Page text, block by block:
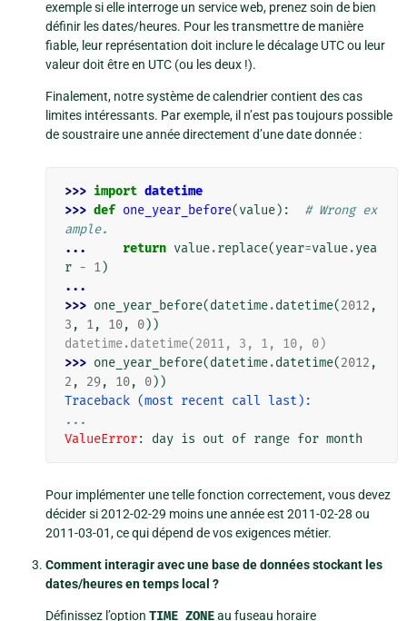
exemple si elle interroge un service web, prenez soin de bien
définir les dates/heures. Pour les transmettre de manière
fiable, leur représentation doit inclure le décalage UTC ou leur
valeur doit être en UTC (ou les deux !).
Finalement, notre système de calendrier contient des cas
limites intéressants. Par exemple, il n’est pas toujours possible
de soustraire une année directement d’une date donnée :
>>> import datetime
>>> def one_year_before(value):
# Wrong ex
ample.
...
return value.replace(year=value.yea
r - 1)
...
>>> one_year_before(datetime.datetime(2012 ,
3 , 1, 10, 0))
datetime.datetime(2011, 3, 1, 10, 0)
>>> one_year_before(datetime.datetime(2012 ,
2 , 29, 10, 0))
Traceback (most recent call last):
...
ValueError: day is out of range for month
Pour implémenter une telle fonction correctement, vous devez
décider si 2012-02-29 moins une année est 2011-02-28 ou
2011-03-01, ce qui dépend de vos exigences métier.
Comment interagir avec une base de données stockant les
dates/heures en temps local ?
Définissez l’option TIME_ZONEau fuseau horaire